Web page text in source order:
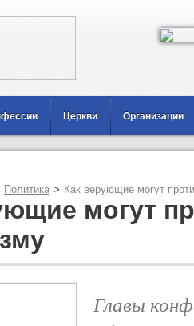
Церкви Организации
Политика > Как верующие могут
могут
Главы